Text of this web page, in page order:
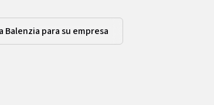
Balenzia para su empresa